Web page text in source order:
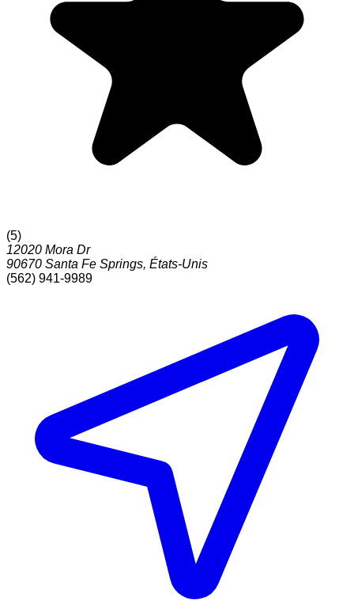
(5)
12020 Mora Dr
90670 Santa Fe Springs, États-Unis
(562) 941-9989